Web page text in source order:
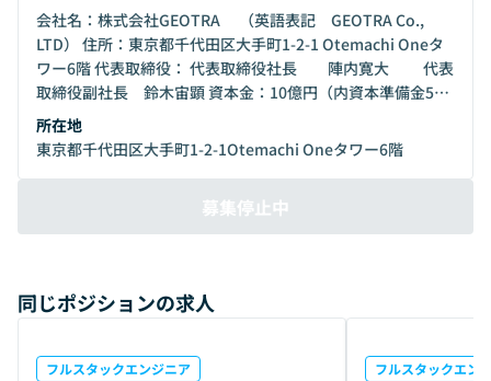
会社名：株式会社GEOTRA （英語表記 GEOTRA Co.,
LTD） 住所：東京都千代田区大手町1-2-1 Otemachi Oneタ
ワー6階 代表取締役： 代表取締役社長 陣内寛大 代表
取締役副社長 鈴木宙顕 資本金：10億円（内資本準備金5億
円） 株主： 三井物産株式会社（51%) KDDI株式会社（49%)
所在地
東京都千代田区大手町1-2-1Otemachi Oneタワー6階
募集停止中
同じポジションの求人
フルスタックエンジニア フルスタックエン